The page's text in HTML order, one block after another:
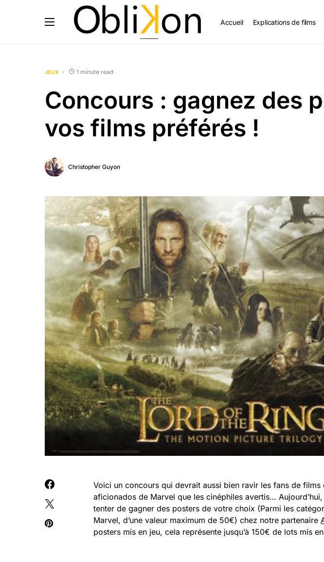
Accueil Explications de films
JEUX 1 minute read
Concours : gagnez des
vos films préférés !
Christopher Guyon
Voici un concours qui devrait aussi bien ravir les fans de films
aficionados de Marvel que les cinéphiles avertis…
tenter de gagner des posters de votre choix (Parmi les
Marvel, d’une valeur maximum de 50€) chez notre partenaire
posters mis en jeu, cela représente jusqu’à 150€ de lots mis